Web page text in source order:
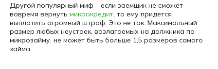
Другой популярный миф – если заемщик не сможет
вовремя вернуть микрокредит, то ему придется
выплатить огромный штраф. Это не так. Максимальный
размер любых неустоек, возлагаемых на должника по
микрозайму, не может быть больше 1,5 размеров самого
займа.